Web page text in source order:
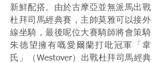
新鮮配搭。由於古摩亞並無派馬出戰
杜拜司馬經典賽，主帥莫雅可以接外
線坐騎，最後呢位大賽騎師將會策騎
朱德望擁有嘅愛爾蘭打吡冠軍「韋
氏」（Westover）出戰杜拜司馬經典